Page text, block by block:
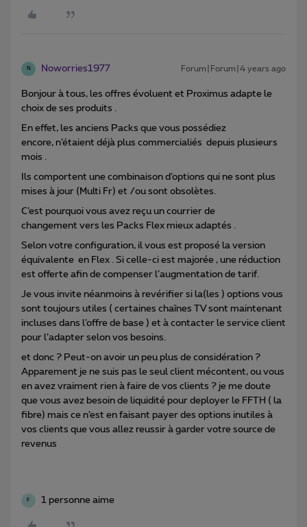
N Noworries1977 Forum|Forum|4 years ago
Bonjour à tous, les offres évoluent et Proximus adapte le
choix de ses produits .
En effet, les anciens Packs que vous possédiez
encore, n’étaient déjà plus commercialiés depuis plusieurs
mois .
Ils comportent une combinaison d’options qui ne sont plus
mises à jour (Multi Fr) et /ou sont obsolètes.
C’est pourquoi vous avez reçu un courrier de
changement vers les Packs Flex mieux adaptés .
Selon votre configuration, il vous est proposé la version
équivalente en Flex . Si celle-ci est majorée , une réduction
est offerte afin de compenser l’augmentation de tarif.
Je vous invite néanmoins à revérifier si la(les ) options vous
sont toujours utiles ( certaines chaînes TV sont maintenant
incluses dans l’offre de base ) et à contacter le service client
pour l’adapter selon vos besoins.
et donc ? Peut-on avoir un peu plus de considération ?
Apparement je ne suis pas le seul client mécontent, ou vous
en avez vraiment rien à faire de vos clients ? je me doute
que vous avez besoin de liquidité pour deployer le FFTH ( la
fibre) mais ce n’est en faisant payer des options inutiles à
vos clients que vous allez reussir à garder votre source de
revenus
F 1 personne aime